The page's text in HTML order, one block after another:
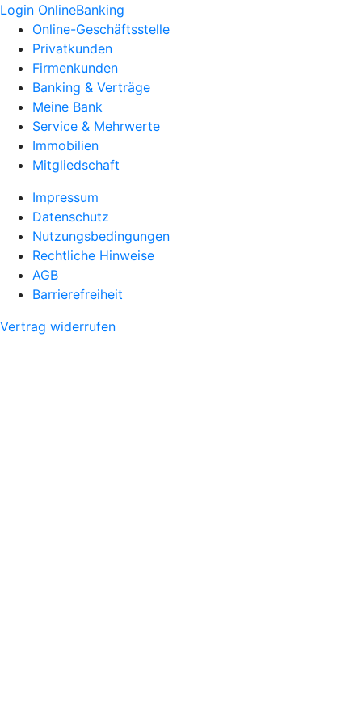
Login OnlineBanking
Online-Geschäftsstelle
Privatkunden
Firmenkunden
Banking & Verträge
Meine Bank
Service & Mehrwerte
Immobilien
Mitgliedschaft
Impressum
Datenschutz
Nutzungsbedingungen
Rechtliche Hinweise
AGB
Barrierefreiheit
Vertrag widerrufen